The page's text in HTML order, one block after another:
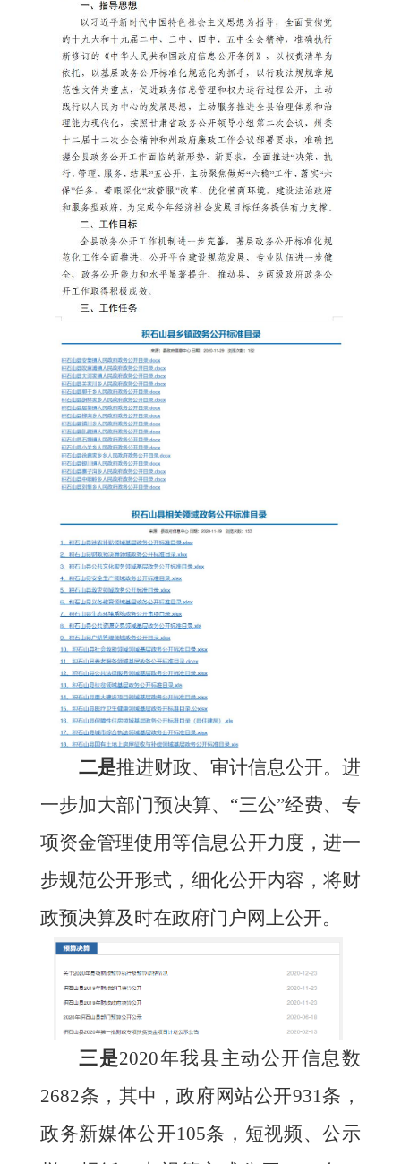
二是推进财政、审计信息公开。进
一步加大部门预决算、 “三公”经费、专
项资金管理使用等信息公开力度，进一
步规范公开形式，细化公开内容，将财
政预决算及时在政府门户网上公开。
三是2020年我县主动公开信息数
2682条，其中，政府网站公开931条，
政务新媒体公开105条，短视频、公示